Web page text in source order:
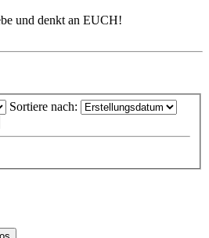
und denkt an EUCH!
Sortiere nach: